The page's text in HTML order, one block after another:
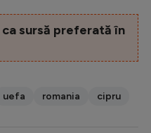
sursă preferată în
uefa romania cipru